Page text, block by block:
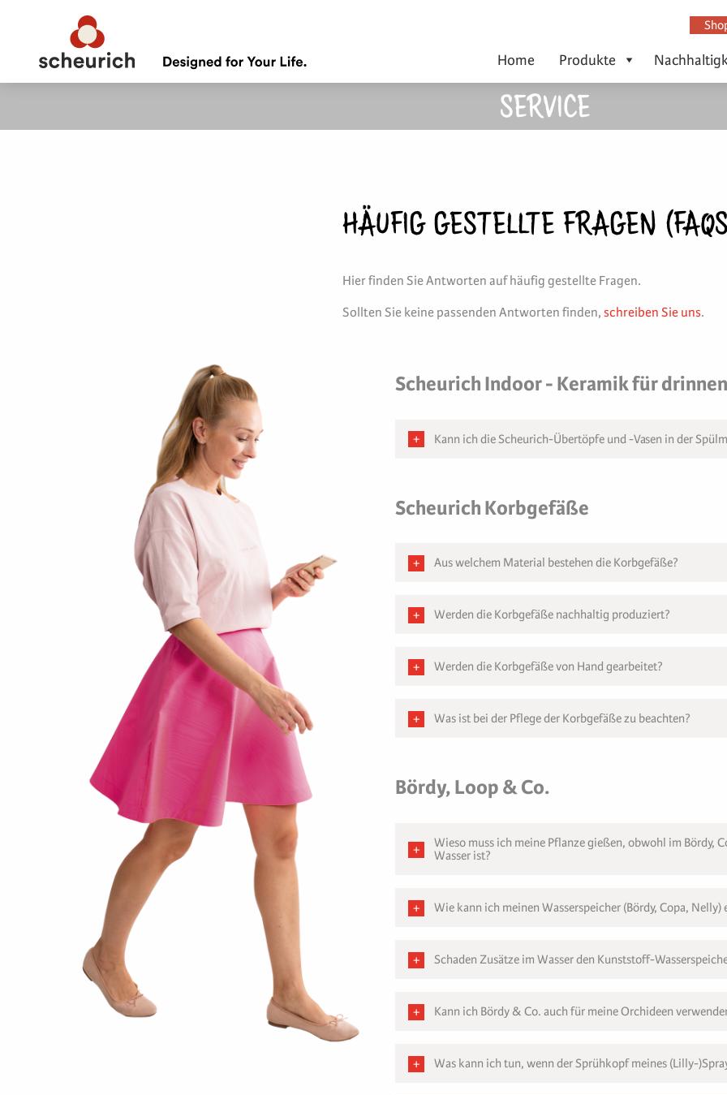
Home Produkte
SERVICE
HÄUFIG GESTELLTE FRAGEN
Hier finden Sie Antworten auf häufig gestellte Fragen.
Sollten Sie keine passenden Antworten finden, schreiben Sie uns.
Scheurich Indoor - Keramik für drinnen
Kann ich die Scheurich-Übertöpfe und -Vasen in der
Scheurich Korbgefäße
Aus welchem Material bestehen die Korbgefäße?
Werden die Korbgefäße nachhaltig produziert?
Werden die Korbgefäße von Hand gearbeitet?
Was ist bei der Pflege der Korbgefäße zu beachten?
Bördy, Loop & Co.
Wieso muss ich meine Pflanze gießen, obwohl im Bördy,
Wasser ist?
Wie kann ich meinen Wasserspeicher (Bördy, Copa,
Schaden Zusätze im Wasser den Kunststoff-
Kann ich Bördy & Co. auch für meine Orchideen
Was kann ich tun, wenn der Sprühkopf meines (Lilly-